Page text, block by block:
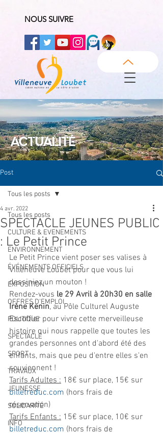
NOUS SUIVRE
ACTUALITÉ
Post
Tous les posts
CULTURE & EVENEMENTS
ENVIRONNEMENT
ÉVÉNEMENTS OFFICIELS
EXPOSITION
OFFRES D'EMPLOI
POLITIQUE
SPECTACLE
SPORT
TRAVAUX
JEUNESSE
SOLIDARITÉ
INFO
Tous les posts
SPECTACLE JEUNES PUBLIC
: Le Petit Prince
4 avr. 2022
Le Petit Prince vient poser ses valises à
Villeneuve Loubet pour que vous lui
dessiniez un mouton !
Rendez-vous le 29 Avril à 20h30 en salle
Irène Kenin, au Pôle Culturel Auguste
Escoffier pour vivre cette merveilleuse
histoire qui nous rappelle que toutes les
grandes personnes ont d'abord été des
enfants, mais que peu d'entre elles s'en
souviennent !
Tarifs Adultes : 18€ sur place, 15€ sur
billetreduc.com (hors frais de
réservation)
Tarifs Enfants : 15€ sur place, 10€ sur
billetreduc.com (hors frais de